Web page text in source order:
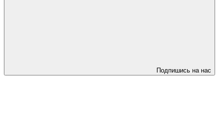
Подпишись на нас